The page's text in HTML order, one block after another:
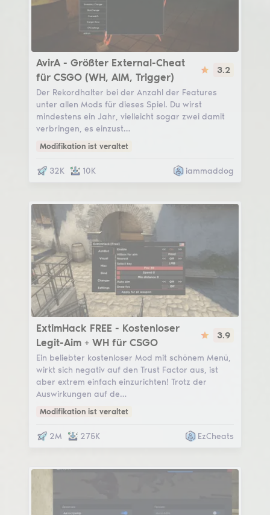
AvirA - Größter External-Cheat
für CSGO (WH, AIM, Trigger)
3.2
Der Rekordhalter bei der Anzahl der Features
unter allen Mods für dieses Spiel. Du wirst
mindestens ein Jahr, vielleicht sogar zwei damit
verbringen, es einzust…
Modifikation ist veraltet
32K 10K iammaddog
ExtrimHack
ExtimHack FREE - Kostenloser
Legit-Aim + WH für CSGO
3.9
Ein beliebter kostenloser Mod mit schönem Menü,
wirkt sich negativ auf den Trust Factor aus, ist
aber extrem einfach einzurichten! Trotz der
Auswirkungen auf de…
Modifikation ist veraltet
2M 275K EzCheats